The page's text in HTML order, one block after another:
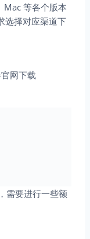
等各个版本
选择对应渠道下
网下载
需要进行一些额